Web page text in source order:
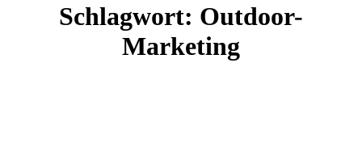
Schlagwort: Outdoor-
Marketing